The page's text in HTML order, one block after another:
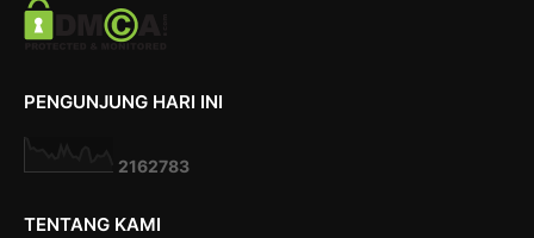
PENGUNJUNG HARI INI
2162783
TENTANG KAMI